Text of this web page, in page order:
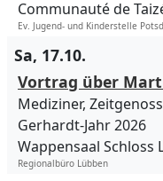
Communauté de
Ev. Jugend- und Kinderstelle
Sa, 17.10.
Vortrag über
Mediziner,
Gerhardt-Jahr 2026
Wappensaal Schloss
Regionalbüro Lübben